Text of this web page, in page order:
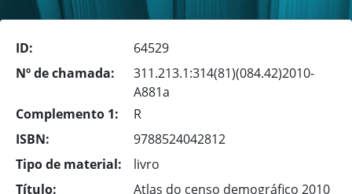
ID:
64529
Nº de chamada:
311.213.1:314(81)(084.42)2010-
A881a
Complemento 1:
R
ISBN:
9788524042812
Tipo de material:
livro
Título:
Atlas do censo demográfico 2010